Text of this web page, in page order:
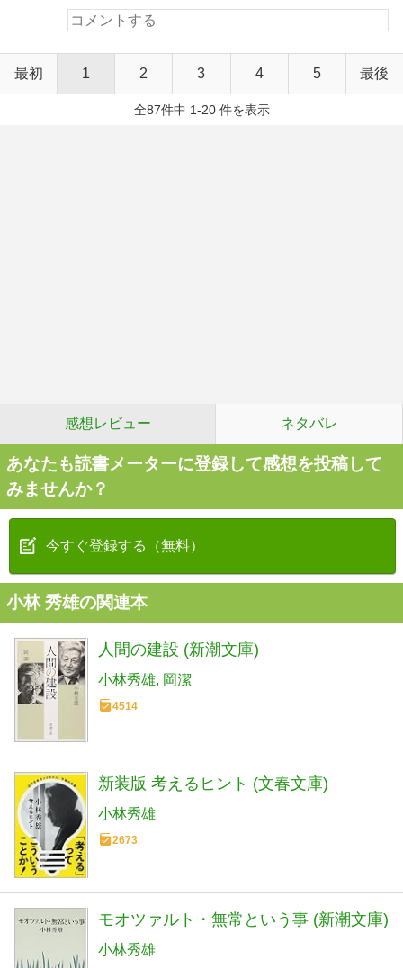
最初 1 2 3 4 5 最後
全87件中 1-20 件を表示
感想レビュー ネタバレ
あなたも読書メーターに登録して感想を投稿して
みませんか？
今すぐ登録する（無料）
小林 秀雄の関連本
人間の建設 (新潮文庫)
小林秀雄 岡潔
4514
新装版 考えるヒント (文春文庫)
小林秀雄
2673
モオツァルト・無常という事 (新潮文庫)
小林秀雄